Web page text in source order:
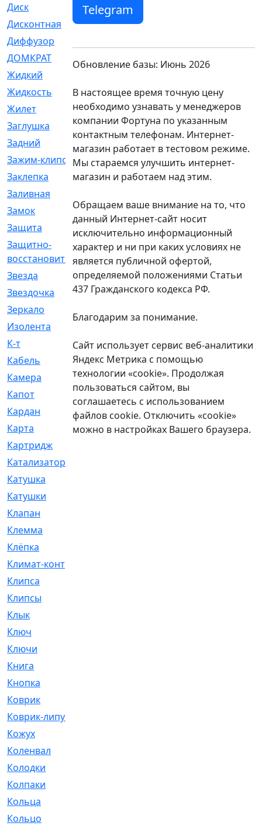
Диск
[418]
Дисконтная
[1]
Диффузор
ДОМКРАТ
Жидкий
Жидкость
[80]
Жилет
[1]
Заглушка
[21]
Задний
Зажим-клипса
[1]
Заклепка
[1]
Заливная
Замок
[12]
Защита
[79]
Защитно-
восстановительный
[4]
Звезда
[1]
Звездочка
[5]
Зеркало
Изолента
[1]
К-т
[13]
Кабель
[50]
Камера
[4]
Капот
[144]
Кардан
[131]
Карта
[2]
Картридж
Катализатор
Катушка
Катушки
Клапан
Клемма
Клёпка
Климат-контроль
Клипса
Клипсы
Клык
Ключ
Ключи
Книга
Кнопка
Коврик
Коврик-липучка
Кожух
Коленвал
Колодки
Колпаки
Кольца
Кольцо
Telegram
Обновление базы: Июнь 2026
В настоящее время точную цену
необходимо узнавать у менеджеров
компании Фортуна по указанным
контактным телефонам. Интернет-
магазин работает в тестовом режиме.
Мы стараемся улучшить интернет-
магазин и работаем над этим.
Обращаем ваше внимание на то, что
данный Интернет-сайт носит
исключительно информационный
характер и ни при каких условиях не
является публичной офертой,
определяемой положениями Статьи
437 Гражданского кодекса РФ.
Благодарим за понимание.
Сайт использует сервис веб-аналитики
Яндекс Метрика с помощью
технологии «cookie». Продолжая
пользоваться сайтом, вы
соглашаетесь с использованием
файлов cookie. Отключить «cookie»
можно в настройках Вашего браузера.